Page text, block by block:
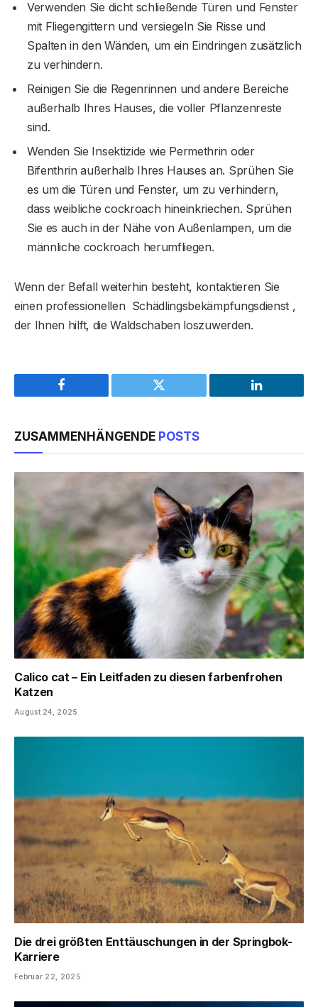
Verwenden Sie dicht schließende Türen und Fenster
mit Fliegengittern und versiegeln Sie Risse und
Spalten in den Wänden, um ein Eindringen zusätzlich
zu verhindern.
Reinigen Sie die Regenrinnen und andere Bereiche
außerhalb Ihres Hauses, die voller Pflanzenreste
sind.
Wenden Sie Insektizide wie Permethrin oder
Bifenthrin außerhalb Ihres Hauses an. Sprühen Sie
es um die Türen und Fenster, um zu verhindern,
dass weibliche cockroach hineinkriechen. Sprühen
Sie es auch in der Nähe von Außenlampen, um die
männliche cockroach herumfliegen.
Wenn der Befall weiterhin besteht, kontaktieren Sie
einen professionellen Schädlingsbekämpfungsdienst ,
der Ihnen hilft, die Waldschaben loszuwerden.
Facebook Twitter LinkedIn
ZUSAMMENHÄNGENDE POSTS
Calico cat – Ein Leitfaden zu diesen farbenfrohen
Katzen
August 24, 2025
Die drei größten Enttäuschungen in der Springbok-
Karriere
Februar 22, 2025